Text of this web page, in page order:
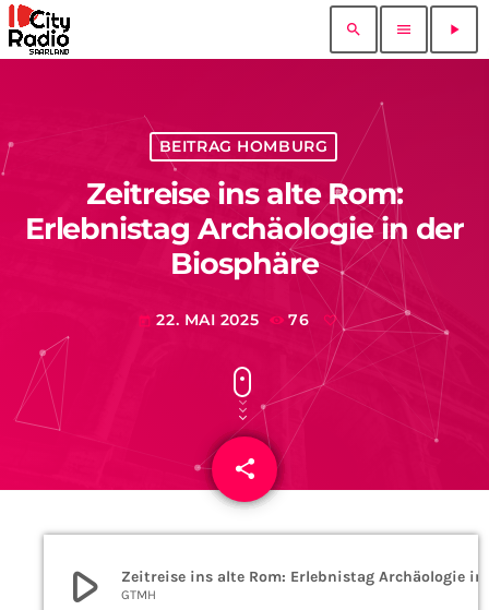
search menu play_arrow
BEITRAG HOMBURG
Zeitreise ins alte Rom:
Erlebnistag Archäologie in der
Biosphäre
today 22. MAI 2025 76
share
email
play_arrow GTMH